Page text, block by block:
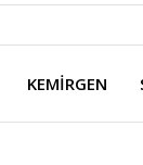
KEMİRGEN